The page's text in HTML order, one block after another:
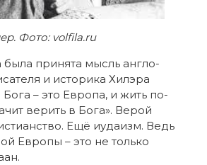
Фото: volfila.ru
была принята мысль англо-
и историка Хилэра
– это Европа, и жить по-
верить в Бога». Верой
Ещё иудаизм. Ведь
Европы – это не только